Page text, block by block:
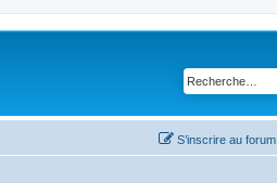
S’inscrire au forum